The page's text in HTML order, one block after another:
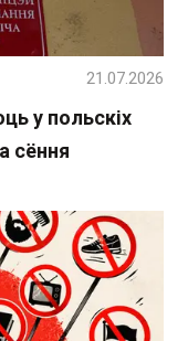
у польскіх
сёння
21.07.2026